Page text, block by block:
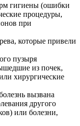
гигиены (ошибки
процедуры,
при
которые привели
пузыря
из почек,
хирургические
вызвана
другого
или болезни,